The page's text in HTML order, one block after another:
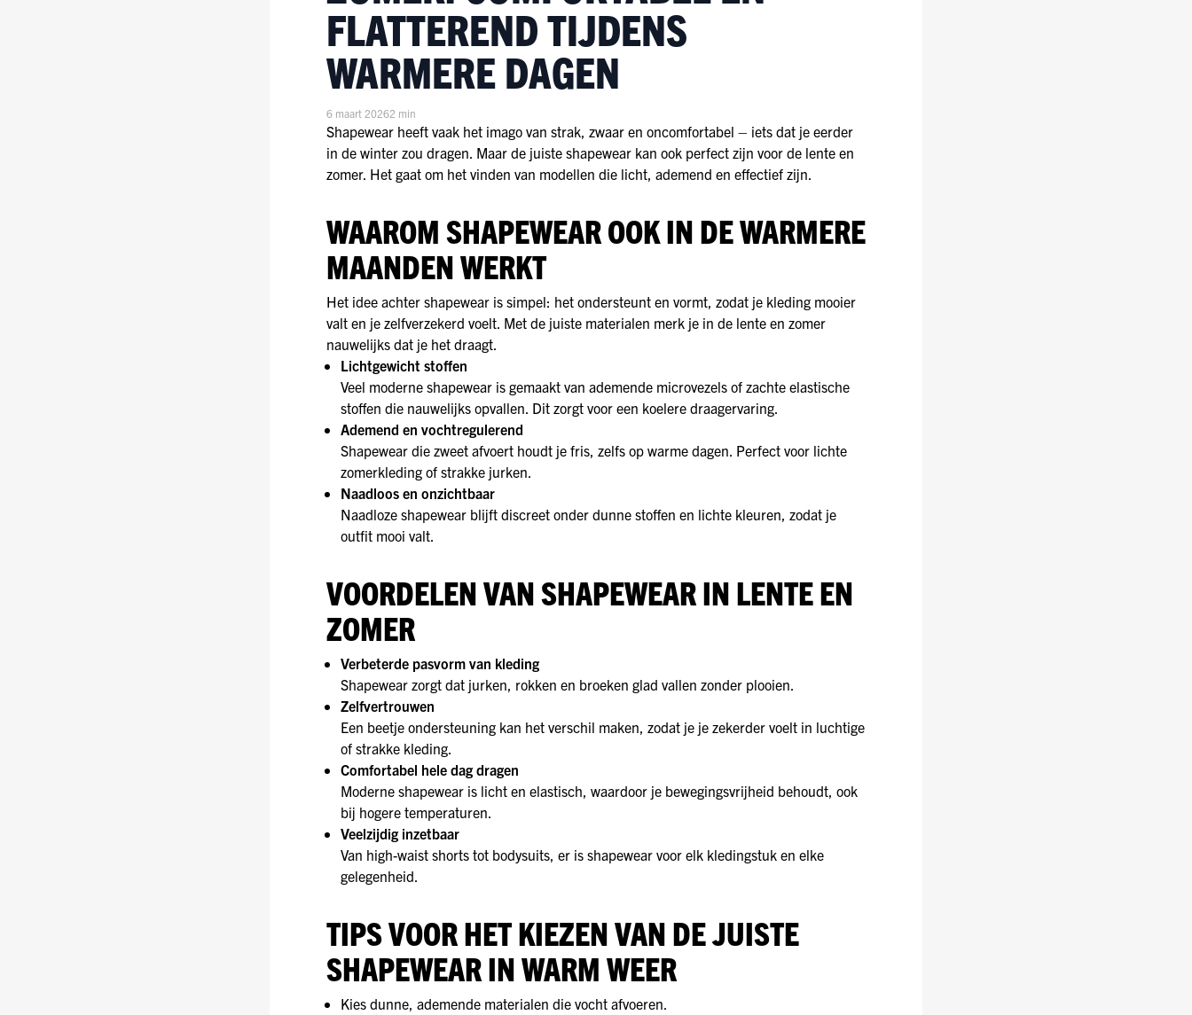
FLATTEREND TIJDENS
WARMERE DAGEN
6 maart 20262 min
Shapewear heeft vaak het imago van strak, zwaar en oncomfortabel – iets dat je eerder
in de winter zou dragen. Maar de juiste shapewear kan ook perfect zijn voor de lente en
zomer. Het gaat om het vinden van modellen die licht, ademend en effectief zijn.
WAAROM SHAPEWEAR OOK IN DE WARMERE
MAANDEN WERKT
Het idee achter shapewear is simpel: het ondersteunt en vormt, zodat je kleding mooier
valt en je zelfverzekerd voelt. Met de juiste materialen merk je in de lente en zomer
nauwelijks dat je het draagt.
Lichtgewicht stoffen
Veel moderne shapewear is gemaakt van ademende microvezels of zachte elastische
stoffen die nauwelijks opvallen. Dit zorgt voor een koelere draagervaring.
Ademend en vochtregulerend
Shapewear die zweet afvoert houdt je fris, zelfs op warme dagen. Perfect voor lichte
zomerkleding of strakke jurken.
Naadloos en onzichtbaar
Naadloze shapewear blijft discreet onder dunne stoffen en lichte kleuren, zodat je
outfit mooi valt.
VOORDELEN VAN SHAPEWEAR IN LENTE EN
ZOMER
Verbeterde pasvorm van kleding
Shapewear zorgt dat jurken, rokken en broeken glad vallen zonder plooien.
Zelfvertrouwen
Een beetje ondersteuning kan het verschil maken, zodat je je zekerder voelt in luchtige
of strakke kleding.
Comfortabel hele dag dragen
Moderne shapewear is licht en elastisch, waardoor je bewegingsvrijheid behoudt, ook
bij hogere temperaturen.
Veelzijdig inzetbaar
Van high-waist shorts tot bodysuits, er is shapewear voor elk kledingstuk en elke
gelegenheid.
TIPS VOOR HET KIEZEN VAN DE JUISTE
SHAPEWEAR IN WARM WEER
Kies dunne, ademende materialen die vocht afvoeren.